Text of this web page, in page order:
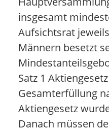
insgesamt
Aufsichtsrat
Männern besetzt
Satz 1
Gesamterfüllung
Aktiengesetz
Danach müssen